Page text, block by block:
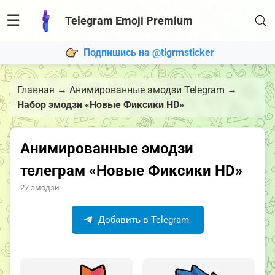
☰ Telegram Emoji Premium
Подпишись на @tlgrmsticker
Главная → Анимированные эмодзи Telegram →
Набор эмодзи «Новые Фиксики HD»
Анимированные эмодзи
телеграм «Новые Фиксики HD»
27 эмодзи
Добавить в Telegram